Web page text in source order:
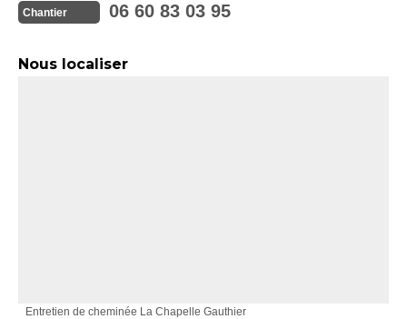
Chantier 06 60 83 03 95
Nous localiser
Entretien de cheminée La Chapelle Gauthier